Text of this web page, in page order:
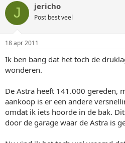
J jericho
Post best veel
18 apr 2011
Ik ben bang dat het toch de
wonderen.
De Astra heeft 141.000 gereden,
aankoop is er een andere
omdat ik iets hoorde in de bak.
door de garage waar de Astra is